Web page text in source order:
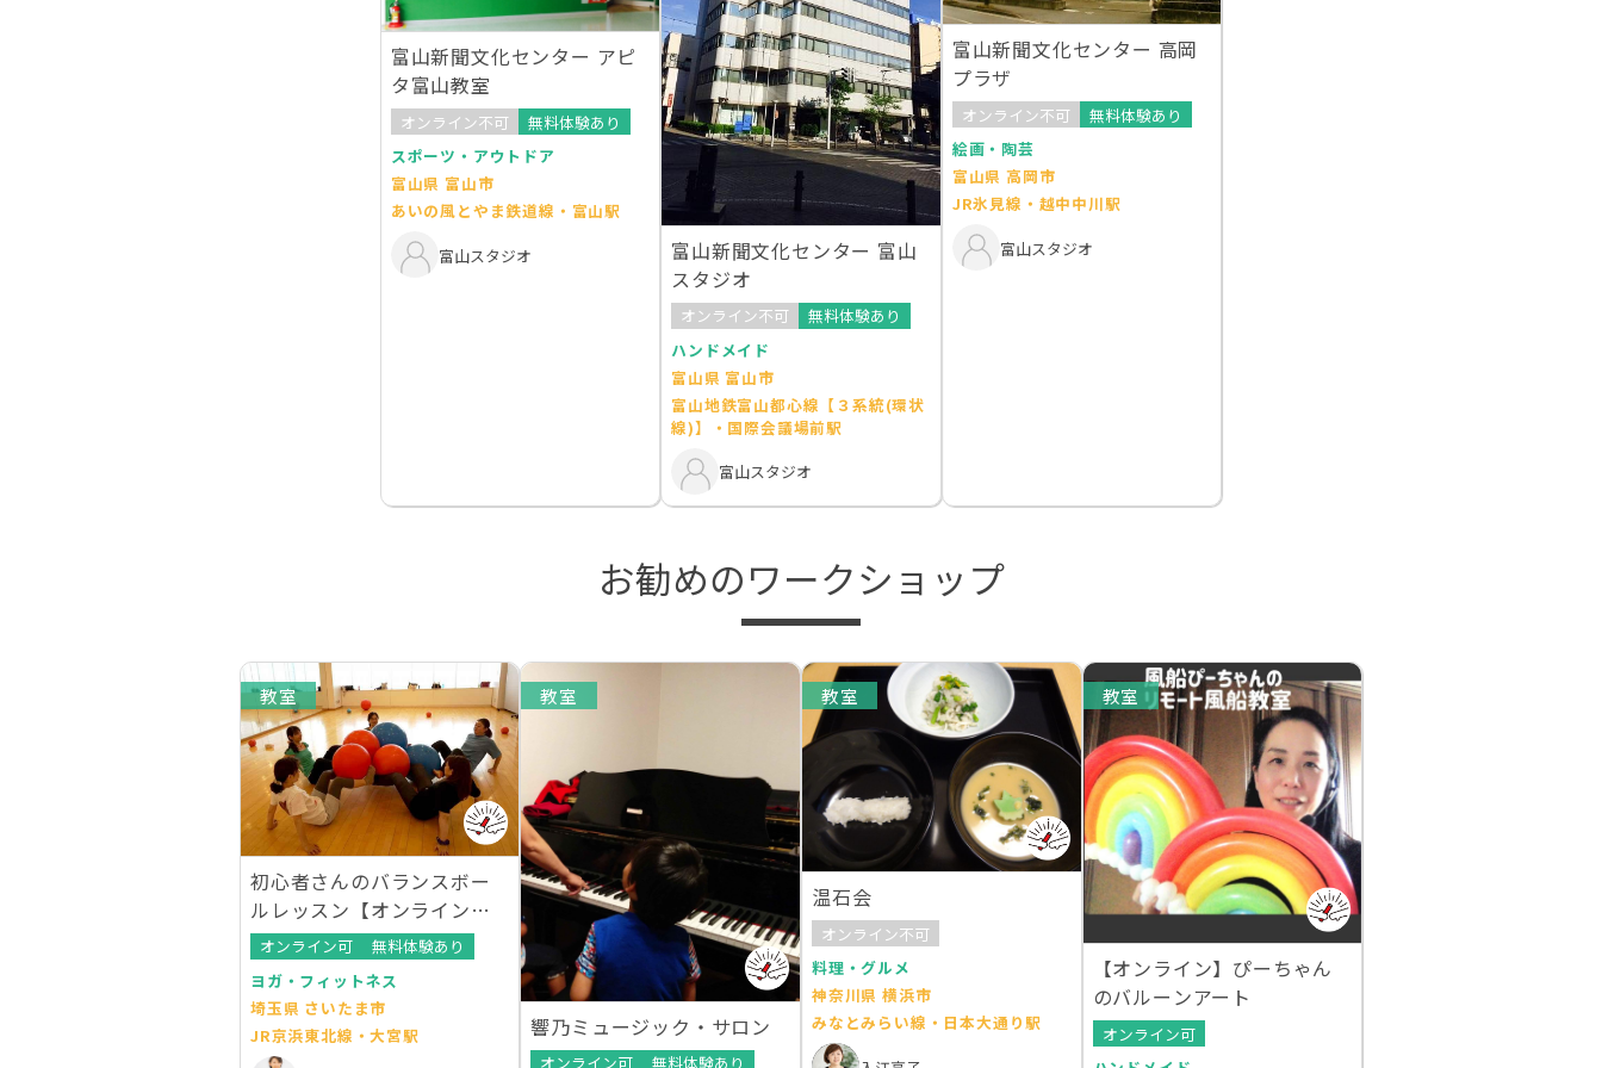
富山新聞文化センター アピ
タ富山教室
オンライン不可
無料体験あり
スポーツ・アウトドア
富山県 富山市
あいの風とやま鉄道線・富山駅
富山スタジオ
富山新聞文化センター 富山
スタジオ
オンライン不可
無料体験あり
ハンドメイド
富山県 富山市
富山地鉄富山都心線【３系統(環状
線)】・国際会議場前駅
富山スタジオ
富山新聞文化センター 高岡
プラザ
オンライン不可
無料体験あり
絵画・陶芸
富山県 高岡市
JR氷見線・越中中川駅
富山スタジオ
お勧めのワークショップ
教室
初心者さんのバランスボー
ルレッスン【オンラインレ
ッスンあり】
オンライン可
無料体験あり
ヨガ・フィットネス
埼玉県 さいたま市
JR京浜東北線・大宮駅
教室
響乃ミュージック・サロン
オンライン可 無料体験あり
教室
温石会
オンライン不可
料理・グルメ
神奈川県 横浜市
みなとみらい線・日本大通り駅
教室
【オンライン】ぴーちゃん
のバルーンアート
オンライン可